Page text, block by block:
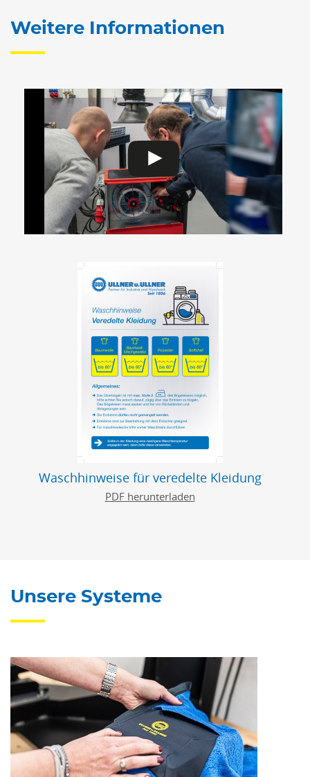
Weitere Informationen
Waschhinweise für veredelte Kleidung
PDF herunterladen
Unsere Systeme